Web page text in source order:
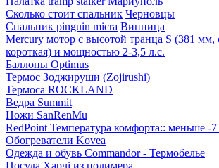
Сколько стоит спальник Черновцы
Спальник pinguin micra Винница
Mercury мотор с высотой транца S (381 мм,
короткая) и мощностью 2-3,5 л.с.
Баллоны Optimus
Термос Зоджируши (Zojirushi)
Термоса ROCKLAND
Ведра Summit
Ножи SanRenMu
RedPoint Температура комфорта:: меньше -
Обогреватели Kovea
Одежда и обувь Commandor - Термобелье
Посуда Харчі из полимера